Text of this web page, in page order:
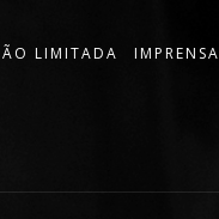
LIMITADA IMPRENSA